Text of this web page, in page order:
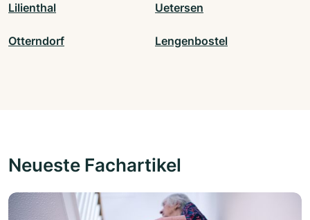
Lilienthal Uetersen
Otterndorf Lengenbostel
Neueste Fachartikel